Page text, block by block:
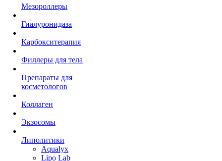
Мезороллеры
Гиалуронидаза
Карбокситерапия
Филлеры для тела
Препараты для
косметологов
Коллаген
Экзосомы
Липолитики
Aqualyx
Lipo Lab